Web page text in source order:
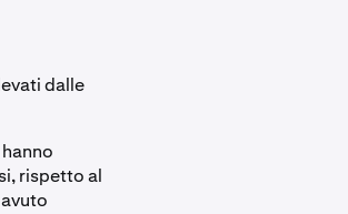
dalle
rispetto al